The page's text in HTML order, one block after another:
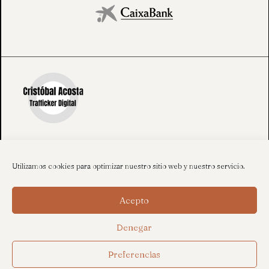
Utilizamos cookies para optimizar nuestro sitio web y nuestro servicio.
Acepto
Denegar
Preferencias